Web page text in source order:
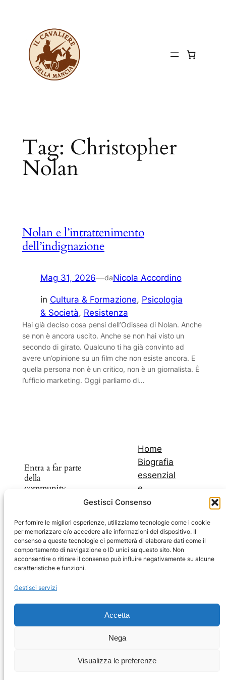
Gestisci Consenso
Per fornire le migliori esperienze, utilizziamo tecnologie come i cookie
per memorizzare e/o accedere alle informazioni del dispositivo. Il
consenso a queste tecnologie ci permetterà di elaborare dati come il
comportamento di navigazione o ID unici su questo sito. Non
acconsentire o ritirare il consenso può influire negativamente su alcune
caratteristiche e funzioni.
Gestisci servizi
Accetta
Nega
Visualizza le preferenze
contenuto
Tag: Christopher
Nolan
Nolan e l’intrattenimento
dell’indignazione
Mag 31, 2026—daNicola Accordino
in Cultura & Formazione, Psicologia
& Società, Resistenza
Hai già deciso cosa pensi dell’Odissea di Nolan. Anche
se non è ancora uscito. Anche se non hai visto un
secondo di girato. Qualcuno ti ha già convinto ad
avere un’opinione su un film che non esiste ancora. E
quella persona non è un critico, non è un giornalista. È
l’ufficio marketing. Oggi parliamo di…
Entra a far parte
della
community
Scopri nuovi
prodotti e
sconti
Facebook InstagramTelegramYouTube Facebook
Home
Biografia
essenzial
e
I miei
I miei
blog
Il mio
Coockie Policy